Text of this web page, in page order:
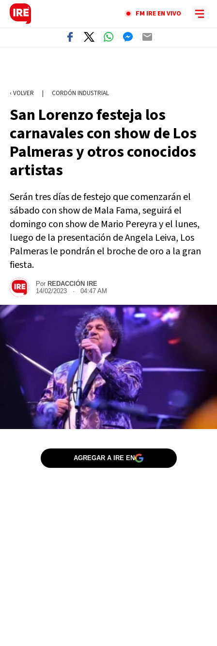
FM IRE EN VIVO
‹ VOLVER | CORDÓN INDUSTRIAL
San Lorenzo festeja los
carnavales con show de Los
Palmeras y otros conocidos
artistas
Serán tres días de festejo que comenzarán el
sábado con show de Mala Fama, seguirá el
domingo con show de Mario Pereyra y el lunes,
luego de la presentación de Angela Leiva, Los
Palmeras le pondrán el broche de oro a la gran
fiesta.
Por REDACCIÓN IRE
14/02/2023 · 04:47 AM
AGREGAR A IRE EN